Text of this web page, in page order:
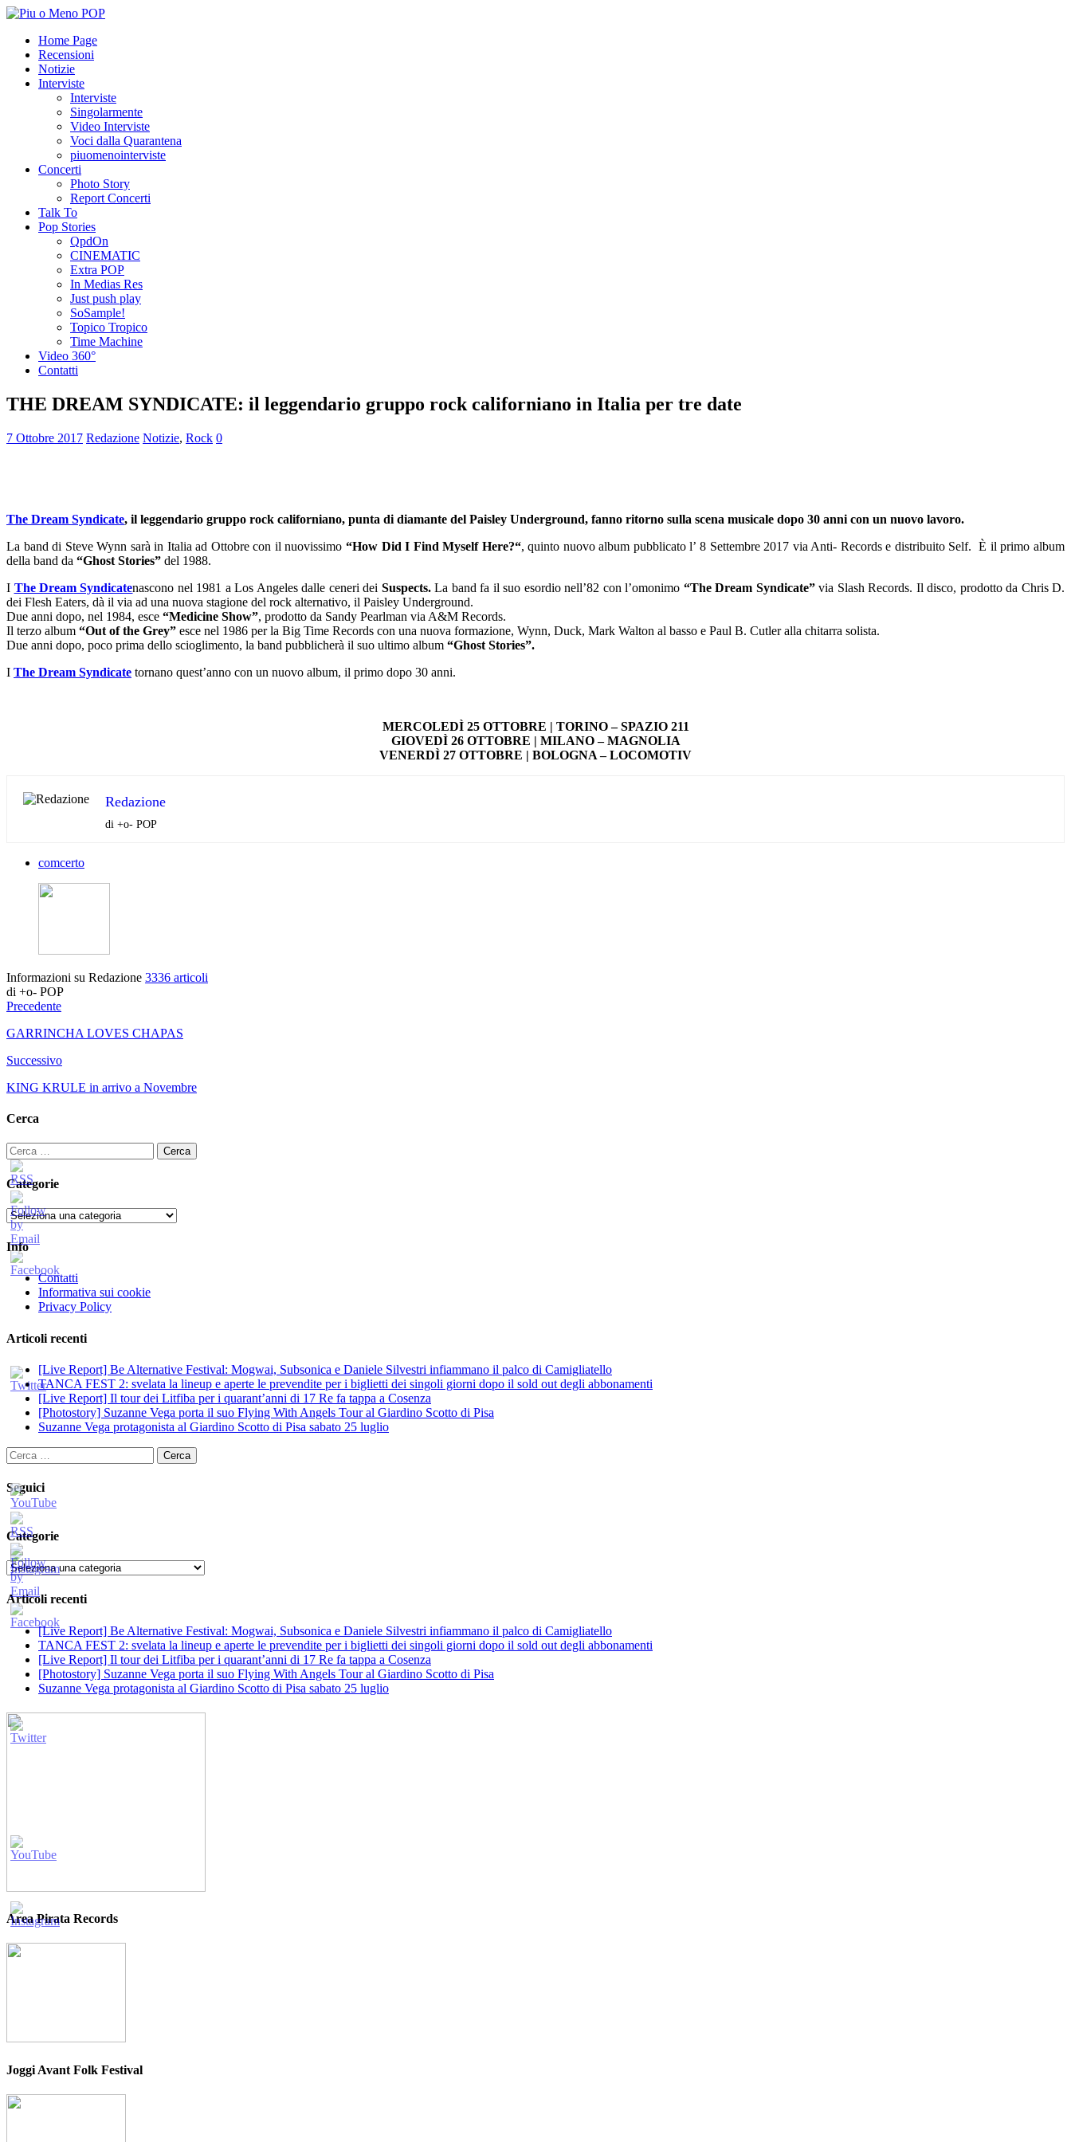
Home Page
Recensioni
Notizie
Interviste
Interviste
Singolarmente
Video Interviste
Voci dalla Quarantena
piuomenointerviste
Concerti
Photo Story
Report Concerti
Talk To
Pop Stories
QpdOn
CINEMATIC
Extra POP
In Medias Res
Just push play
SoSample!
Topico Tropico
Time Machine
Video 360°
Contatti
THE DREAM SYNDICATE: il leggendario gruppo rock californiano in Italia per tre date
7 Ottobre 2017 Redazione Notizie, Rock 0
The Dream Syndicate, il leggendario gruppo rock californiano, punta di diamante del Paisley Underground, fanno ritorno sulla scena musicale dopo 30 anni con un nuovo lavoro.
La band di Steve Wynn sarà in Italia ad Ottobre con il nuovissimo“How Did I Find Myself Here?“, quinto nuovo album pubblicato l’ 8 Settembre 2017 via Anti- Records e distribuito Self. È il primo album
della band da “Ghost Stories” del 1988.
I The Dream Syndicatenascono nel 1981 a Los Angeles dalle ceneri dei Suspects.La band fa il suo esordio nell’82 con l’omonimo “The Dream Syndicate”via Slash Records. Il disco, prodotto da Chris D.
dei Flesh Eaters, dà il via ad una nuova stagione del rock alternativo, il Paisley Underground.
Due anni dopo, nel 1984, esce “Medicine Show”, prodotto da Sandy Pearlman via A&M Records.
Il terzo album “Out of the Grey” esce nel 1986 per la Big Time Records con una nuova formazione, Wynn, Duck, Mark Walton al basso e Paul B. Cutler alla chitarra solista.
Due anni dopo, poco prima dello scioglimento, la band pubblicherà il suo ultimo album “Ghost Stories”.
I The Dream Syndicate tornano quest’anno con un nuovo album, il primo dopo 30 anni.
MERCOLEDÌ 25 OTTOBRE | TORINO – SPAZIO 211
GIOVEDÌ 26 OTTOBRE | MILANO – MAGNOLIA
VENERDÌ 27 OTTOBRE | BOLOGNA – LOCOMOTIV
Redazione
di +o- POP
comcerto
Informazioni su Redazione 3336 articoli
di +o- POP
Precedente
GARRINCHA LOVES CHAPAS
Successivo
KING KRULE in arrivo a Novembre
Cerca
Ricerca
per:
Categorie
Categorie
Info
Contatti
Informativa sui cookie
Privacy Policy
Articoli recenti
[Live Report] Be Alternative Festival: Mogwai, Subsonica e Daniele Silvestri infiammano il palco di Camigliatello
TANCA FEST 2: svelata la lineup e aperte le prevendite per i biglietti dei singoli giorni dopo il sold out degli abbonamenti
[Live Report] Il tour dei Litfiba per i quarant’anni di 17 Re fa tappa a Cosenza
[Photostory] Suzanne Vega porta il suo Flying With Angels Tour al Giardino Scotto di Pisa
Suzanne Vega protagonista al Giardino Scotto di Pisa sabato 25 luglio
Ricerca
per:
Seguici
Categorie
Categorie
Articoli recenti
[Live Report] Be Alternative Festival: Mogwai, Subsonica e Daniele Silvestri infiammano il palco di Camigliatello
TANCA FEST 2: svelata la lineup e aperte le prevendite per i biglietti dei singoli giorni dopo il sold out degli abbonamenti
[Live Report] Il tour dei Litfiba per i quarant’anni di 17 Re fa tappa a Cosenza
[Photostory] Suzanne Vega porta il suo Flying With Angels Tour al Giardino Scotto di Pisa
Suzanne Vega protagonista al Giardino Scotto di Pisa sabato 25 luglio
Area Pirata Records
Joggi Avant Folk Festival